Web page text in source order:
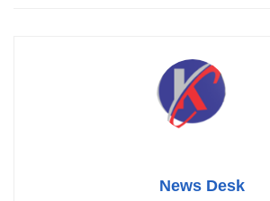
News Desk